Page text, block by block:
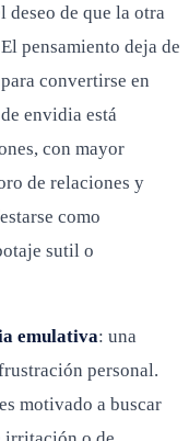
deseo de que la otra
pensamiento deja de
convertirse en
envidia está
con mayor
de relaciones y
como
sutil o
emulativa: una
personal.
motivado a buscar